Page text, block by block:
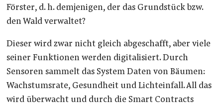
Förster, d. h. demjenigen, der das Grundstück bzw.
den Wald verwaltet?
Dieser wird zwar nicht gleich abgeschafft, aber viele
seiner Funktionen werden digitalisiert. Durch
Sensoren sammelt das System Daten von Bäumen:
Wachstumsrate, Gesundheit und Lichteinfall. All das
wird überwacht und durch die Smart Contracts